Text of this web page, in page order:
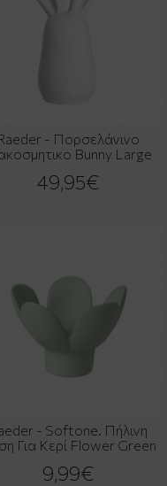
- Πορσελάνινο
Bunny Large
49,95€
- Softone. Πήλινη
Για Κερί Flower Green
9,99€